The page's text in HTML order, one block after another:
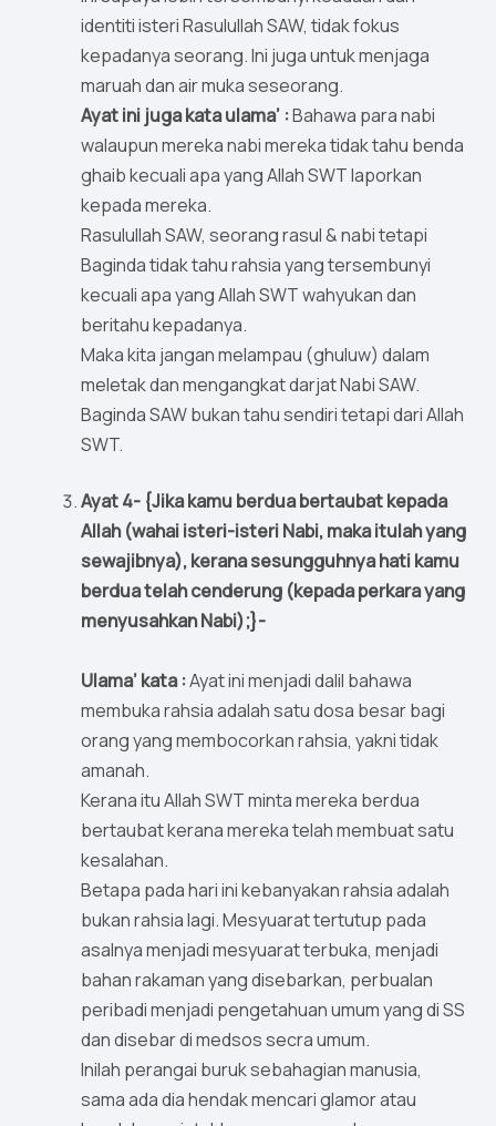
identiti isteri Rasulullah SAW, tidak fokus
kepadanya seorang. Ini juga untuk menjaga
maruah dan air muka seseorang.
Ayat ini juga kata ulama’ :Bahawa para nabi
walaupun mereka nabi mereka tidak tahu benda
ghaib kecuali apa yang Allah SWT laporkan
kepada mereka.
Rasulullah SAW, seorang rasul & nabi tetapi
Baginda tidak tahu rahsia yang tersembunyi
kecuali apa yang Allah SWT wahyukan dan
beritahu kepadanya.
Maka kita jangan melampau (ghuluw) dalam
meletak dan mengangkat darjat Nabi SAW.
Baginda SAW bukan tahu sendiri tetapi dari Allah
SWT.
Ayat 4- {Jika kamu berdua bertaubat kepada
Allah (wahai isteri-isteri Nabi, maka itulah yang
sewajibnya), kerana sesungguhnya hati kamu
berdua telah cenderung (kepada perkara yang
menyusahkan Nabi);}-
Ulama’ kata :Ayat ini menjadi dalil bahawa
membuka rahsia adalah satu dosa besar bagi
orang yang membocorkan rahsia, yakni tidak
amanah.
Kerana itu Allah SWT minta mereka berdua
bertaubat kerana mereka telah membuat satu
kesalahan.
Betapa pada hari ini kebanyakan rahsia adalah
bukan rahsia lagi. Mesyuarat tertutup pada
asalnya menjadi mesyuarat terbuka, menjadi
bahan rakaman yang disebarkan, perbualan
peribadi menjadi pengetahuan umum yang di SS
dan disebar di medsos secra umum.
Inilah perangai buruk sebahagian manusia,
sama ada dia hendak mencari glamor atau